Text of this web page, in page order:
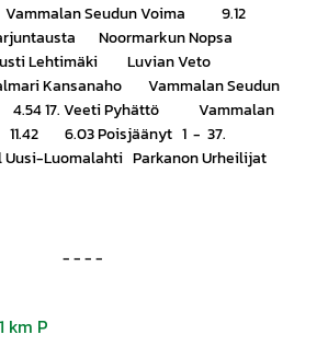
Seudun Voima 9.12
Noormarkun Nopsa
Lehtimäki Luvian Veto
Kansanaho Vammalan Seudun
17. Veeti Pyhättö Vammalan
6.03 Poisjäänyt 1 - 37.
Uusi-Luomalahti Parkanon Urheilijat
- - - -
km P